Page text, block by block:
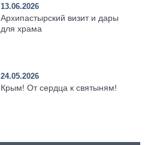
13.06.2026
Архипастырский визит и дары
для храма
24.05.2026
Крым! От сердца к святыням!